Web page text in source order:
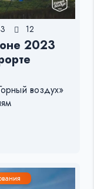
12
2023
воздух»